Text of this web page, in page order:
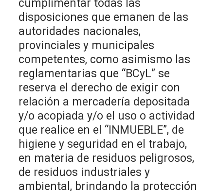
cumplimentar todas las
disposiciones que emanen de las
autoridades nacionales,
provinciales y municipales
competentes, como asimismo las
reglamentarias que “BCyL” se
reserva el derecho de exigir con
relación a mercadería depositada
y/o acopiada y/o el uso o actividad
que realice en el “INMUEBLE”, de
higiene y seguridad en el trabajo,
en materia de residuos peligrosos,
de residuos industriales y
ambiental, brindando la protección